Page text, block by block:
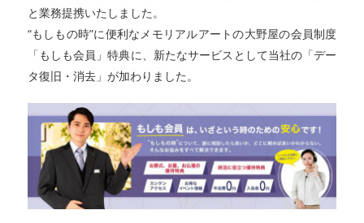
と業務提携いたしました。
“もしもの時”に便利なメモリアルアートの大野屋の会員制度
「もしも会員」特典に、新たなサービスとして当社の「デー
タ復旧・消去」が加わりました。